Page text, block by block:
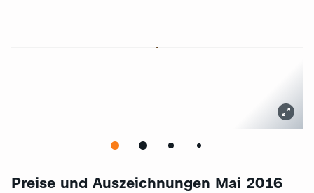
Preise und Auszeichnungen Mai 2016